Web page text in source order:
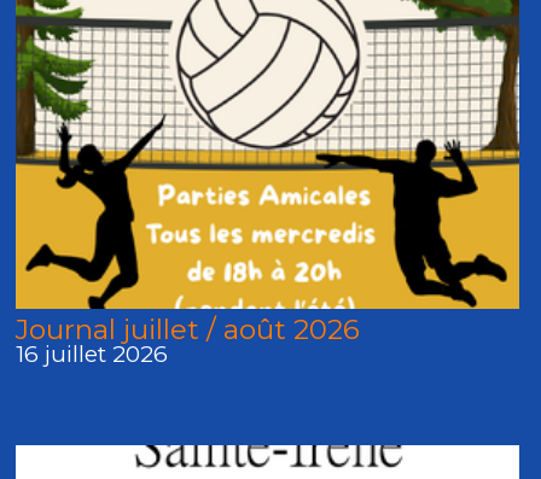
Journal juillet / août 2026
16 juillet 2026